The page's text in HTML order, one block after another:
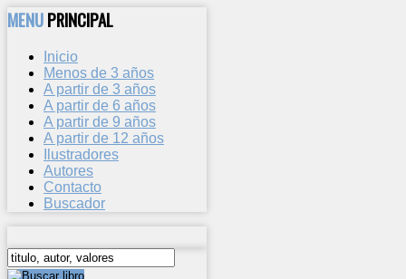
MENUPRINCIPAL
Inicio
Menos de 3 años
A partir de 3 años
A partir de 6 años
A partir de 9 años
A partir de 12 años
Ilustradores
Autores
Contacto
Buscador